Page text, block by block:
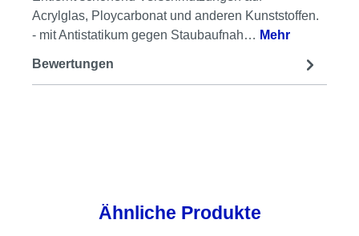
Acrylglas, Ploycarbonat und anderen Kunststoffen.
- mit Antistatikum gegen Staubaufnah… Mehr
Bewertungen
Produktgalerie überspringen
Ähnliche Produkte